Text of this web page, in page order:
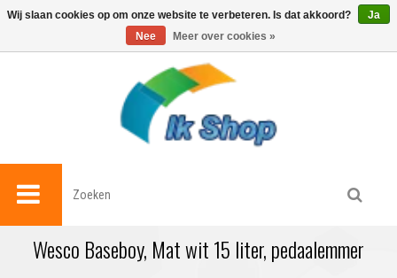
0
Wesco Baseboy, Mat wit 15 liter, pedaalemmer
Wij slaan cookies op om onze website te verbeteren. Is dat akkoord?
Ja
Nee
Meer over cookies »